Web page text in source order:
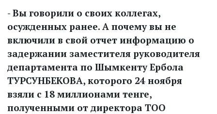
- Вы говорили о своих коллегах,
осужденных ранее. А почему вы не
включили в свой отчет информацию о
задержании заместителя руководителя
департамента по Шымкенту Ербола
ТУРСУНБЕКОВА, которого 24 ноября
взяли с 18 миллионами тенге,
полученными от директора ТОО